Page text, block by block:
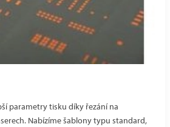
parametry tisku díky řezání na
Nabízíme šablony typu standard,